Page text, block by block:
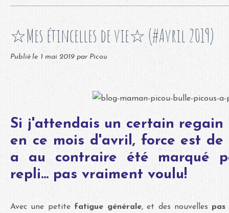
☆Mes étincelles de vie☆ (#Avril 2019)
Publié le 1 mai 2019 par Picou
Si j'attendais un certain regain
en ce mois d'avril, force est
a au contraire été marqué
repli... pas vraiment voulu!
Avec une petitefatigue générale, et des nouvelles pas